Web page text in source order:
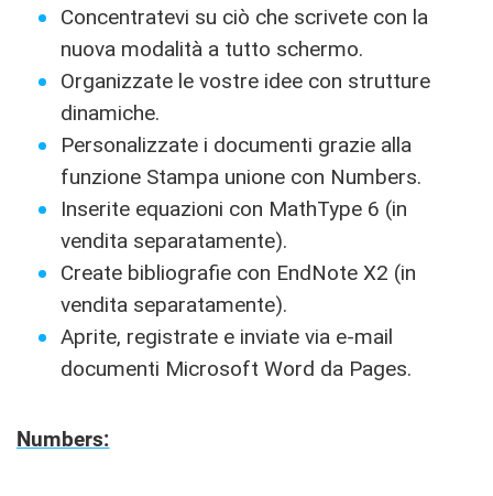
Concentratevi su ciò che scrivete con la
nuova modalità a tutto schermo.
Organizzate le vostre idee con strutture
dinamiche.
Personalizzate i documenti grazie alla
funzione Stampa unione con Numbers.
Inserite equazioni con MathType 6 (in
vendita separatamente).
Create bibliografie con EndNote X2 (in
vendita separatamente).
Aprite, registrate e inviate via e-mail
documenti Microsoft Word da Pages.
Numbers: